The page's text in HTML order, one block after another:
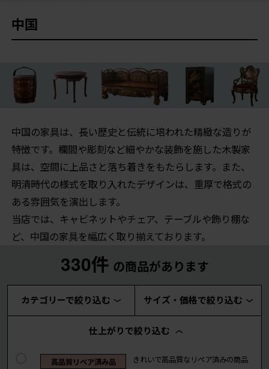
中国
中国の家具は、長い歴史と伝統に培われた精緻な造りが
特徴です。欄間や彫刻など細やかな装飾を施した木製家
具は、空間に上品さと落ち着きをもたらします。また、
明清時代の様式を取り入れたデザインは、重厚で格式の
ある雰囲気を演出します。
当店では、キャビネットやチェア、テーブルや飾り棚な
ど、中国の家具を幅広く取り揃えております。
330件 の商品があります
カテゴリーで絞り込む サイズ・価格で絞り込む
仕上がりで絞り込む
高品質リペア済み品 きれいで高品質なリペア済みの商品